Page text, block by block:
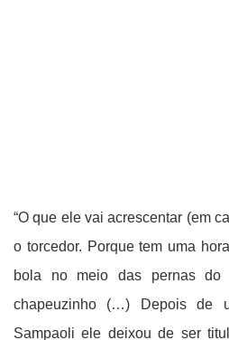
“O que ele vai acrescentar (em
o torcedor. Porque tem uma
bola no meio das pernas do
chapeuzinho (…) Depois de
Sampaoli ele deixou de ser